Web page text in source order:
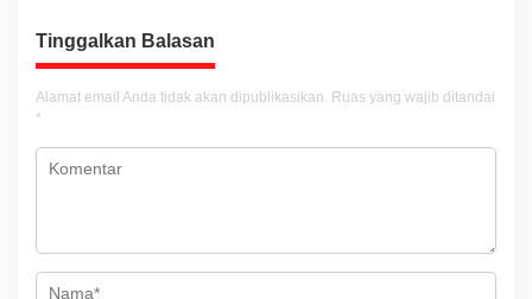
a
s
i
o
Tinggalkan Balasan
Alamat email Anda tidak akan dipublikasikan. Ruas yang wajib ditandai
*